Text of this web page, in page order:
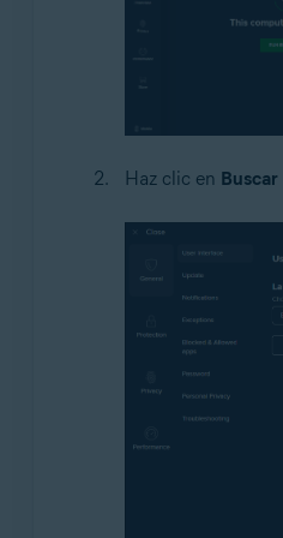
Haz clic en Buscar